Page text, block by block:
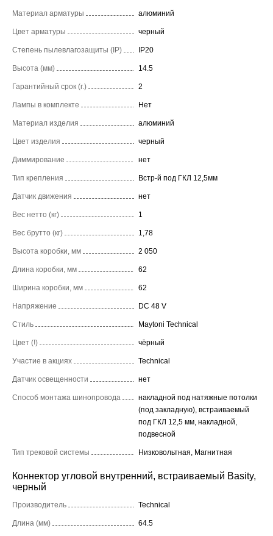
Материал арматуры алюминий
Цвет арматуры черный
Степень пылевлагозащиты (IP) IP20
Высота (мм) 14.5
Гарантийный срок (г.) 2
Лампы в комплекте Нет
Материал изделия алюминий
Цвет изделия черный
Диммирование нет
Тип крепления Встр-й под ГКЛ 12,5мм
Датчик движения нет
Вес нетто (кг) 1
Вес брутто (кг) 1,78
Высота коробки, мм 2 050
Длина коробки, мм 62
Ширина коробки, мм 62
Напряжение DC 48 V
Стиль Maytoni Technical
Цвет (!) чёрный
Участие в акциях Technical
Датчик освещенности нет
Способ монтажа шинопровода
накладной под натяжные потолки
(под закладную), встраиваемый
под ГКЛ 12,5 мм, накладной,
подвесной
Тип трековой системы Низковольтная, Магнитная
Коннектор угловой внутренний, встраиваемый Basity,
черный
Производитель Technical
Длина (мм) 64.5